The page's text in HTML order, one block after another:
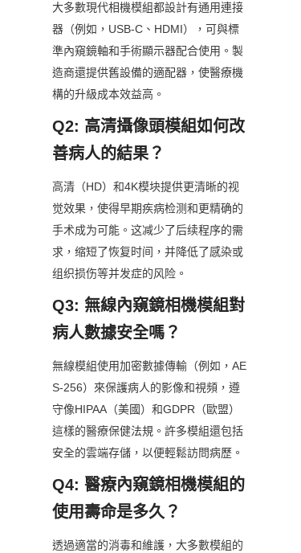
大多數現代相機模組都設計有通用連接
器（例如，USB-C、HDMI），可與標
準內窺鏡軸和手術顯示器配合使用。製
造商還提供舊設備的適配器，使醫療機
構的升級成本效益高。
Q2: 高清攝像頭模組如何改
善病人的結果？
高清（HD）和4K模块提供更清晰的视
觉效果，使得早期疾病检测和更精确的
手术成为可能。这减少了后续程序的需
求，缩短了恢复时间，并降低了感染或
组织损伤等并发症的风险。
Q3: 無線內窺鏡相機模組對
病人數據安全嗎？
無線模組使用加密數據傳輸（例如，AE
S-256）來保護病人的影像和視頻，遵
守像HIPAA（美國）和GDPR（歐盟）
這樣的醫療保健法規。許多模組還包括
安全的雲端存儲，以便輕鬆訪問病歷。
Q4: 醫療內窺鏡相機模組的
使用壽命是多久？
透過適當的消毒和維護，大多數模組的